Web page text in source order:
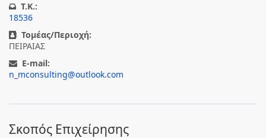
T.K.:
18536
Τομέας/Περιοχή:
ΠΕΙΡΑΙΑΣ
E-mail:
n_mconsulting@outlook.com
Σκοπός Επιχείρησης